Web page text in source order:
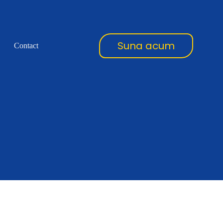
Contact Suna acum